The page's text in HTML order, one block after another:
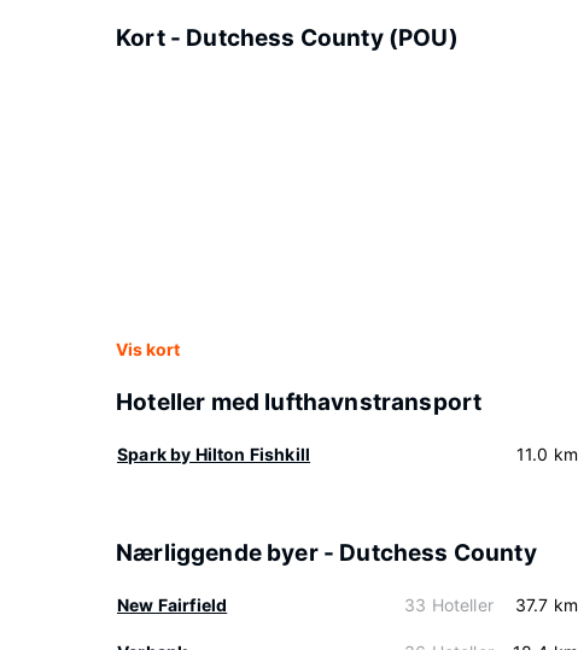
Kort - Dutchess County (POU)
Vis kort
Hoteller med lufthavnstransport
Spark by Hilton Fishkill 11.0 km
Nærliggende byer - Dutchess County
New Fairfield 33 Hoteller 37.7 km